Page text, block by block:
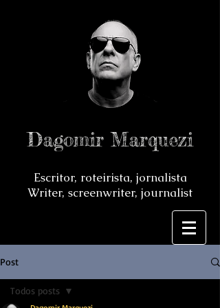
Dagomir Marquezi
Escritor, roteirista, jornalista
Writer, screenwriter, journalist
Post
Todos posts